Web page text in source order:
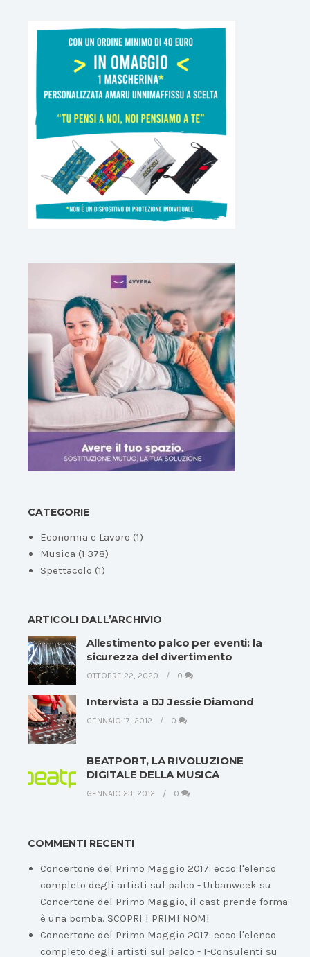
CATEGORIE
Economia e Lavoro (1)
Musica (1.378)
Spettacolo (1)
ARTICOLI DALL’ARCHIVIO
Allestimento palco per eventi: la
sicurezza del divertimento
OTTOBRE 22, 2020 0
Intervista a DJ Jessie Diamond
GENNAIO 17, 2012 0
BEATPORT, LA RIVOLUZIONE
DIGITALE DELLA MUSICA
GENNAIO 23, 2012 0
COMMENTI RECENTI
Concertone del Primo Maggio 2017: ecco l'elenco
completo degli artisti sul palco - Urbanweek su
Concertone del Primo Maggio, il cast prende forma:
è una bomba. SCOPRI I PRIMI NOMI
Concertone del Primo Maggio 2017: ecco l'elenco
completo degli artisti sul palco - I-Consulenti su